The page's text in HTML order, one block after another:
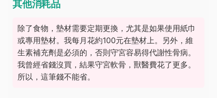
其他消耗品
除了食物，墊材需要定期更換，尤其是如果使用紙巾
或專用墊材。我每月花約100元在墊材上。另外，維
生素補充劑是必須的，否則守宮容易得代謝性骨病。
我曾經省錢沒買，結果守宮軟骨，獸醫費花了更多。
所以，這筆錢不能省。